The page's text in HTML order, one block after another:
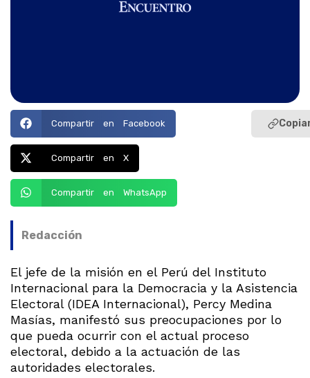
Compartir en Facebook
Compartir en X
Compartir en WhatsApp
Redacción
El jefe de la misión en el Perú del Instituto
Internacional para la Democracia y la Asistencia
Electoral (IDEA Internacional), Percy Medina
Masías, manifestó sus preocupaciones por lo
que pueda ocurrir con el actual proceso
electoral, debido a la actuación de las
autoridades electorales.